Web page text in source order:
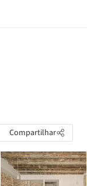
Compartilhar